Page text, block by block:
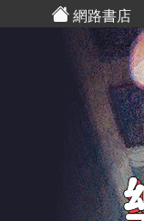
網路書店